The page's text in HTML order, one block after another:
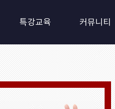
특강교육 커뮤니티
를 갖춘 전문기관!!